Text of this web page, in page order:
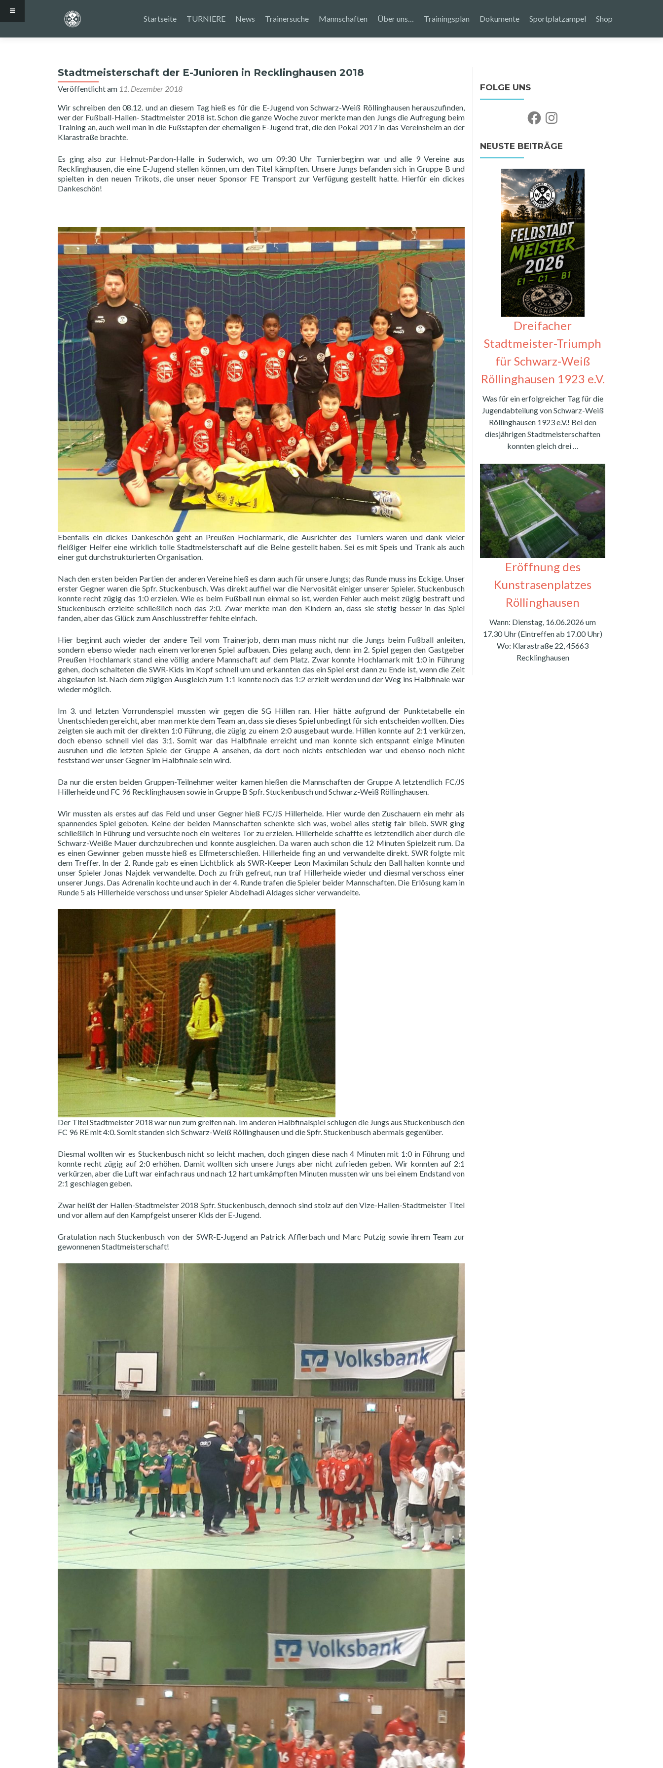
Inhalt
Startseite TURNIERE News Trainersuche Mannschaften Über uns… Trainingsplan Dokumente Sportplatzampel Shop
Stadtmeisterschaft der E-Junioren in Recklinghausen 2018
Veröffentlicht am 11. Dezember 2018
Wir schreiben den 08.12. und an diesem Tag hieß es für die E-Jugend von Schwarz-Weiß Röllinghausen herauszufinden,
wer der Fußball-Hallen- Stadtmeister 2018 ist. Schon die ganze Woche zuvor merkte man den Jungs die Aufregung beim
Training an, auch weil man in die Fußstapfen der ehemaligen E-Jugend trat, die den Pokal 2017 in das Vereinsheim an der
Klarastraße brachte.
Es ging also zur Helmut-Pardon-Halle in Suderwich, wo um 09:30 Uhr Turnierbeginn war und alle 9 Vereine aus
Recklinghausen, die eine E-Jugend stellen können, um den Titel kämpften. Unsere Jungs befanden sich in Gruppe B und
spielten in den neuen Trikots, die unser neuer Sponsor FE Transport zur Verfügung gestellt hatte. Hierfür ein dickes
Dankeschön!
Ebenfalls ein dickes Dankeschön geht an Preußen Hochlarmark, die Ausrichter des Turniers waren und dank vieler
fleißiger Helfer eine wirklich tolle Stadtmeisterschaft auf die Beine gestellt haben. Sei es mit Speis und Trank als auch
einer gut durchstrukturierten Organisation.
Nach den ersten beiden Partien der anderen Vereine hieß es dann auch für unsere Jungs; das Runde muss ins Eckige. Unser
erster Gegner waren die Spfr. Stuckenbusch. Was direkt auffiel war die Nervosität einiger unserer Spieler. Stuckenbusch
konnte recht zügig das 1:0 erzielen. Wie es beim Fußball nun einmal so ist, werden Fehler auch meist zügig bestraft und
Stuckenbusch erzielte schließlich noch das 2:0. Zwar merkte man den Kindern an, dass sie stetig besser in das Spiel
fanden, aber das Glück zum Anschlusstreffer fehlte einfach.
Hier beginnt auch wieder der andere Teil vom Trainerjob, denn man muss nicht nur die Jungs beim Fußball anleiten,
sondern ebenso wieder nach einem verlorenen Spiel aufbauen. Dies gelang auch, denn im 2. Spiel gegen den Gastgeber
Preußen Hochlamark stand eine völlig andere Mannschaft auf dem Platz. Zwar konnte Hochlamark mit 1:0 in Führung
gehen, doch schalteten die SWR-Kids im Kopf schnell um und erkannten das ein Spiel erst dann zu Ende ist, wenn die Zeit
abgelaufen ist. Nach dem zügigen Ausgleich zum 1:1 konnte noch das 1:2 erzielt werden und der Weg ins Halbfinale war
wieder möglich.
Im 3. und letzten Vorrundenspiel mussten wir gegen die SG Hillen ran. Hier hätte aufgrund der Punktetabelle ein
Unentschieden gereicht, aber man merkte dem Team an, dass sie dieses Spiel unbedingt für sich entscheiden wollten. Dies
zeigten sie auch mit der direkten 1:0 Führung, die zügig zu einem 2:0 ausgebaut wurde. Hillen konnte auf 2:1 verkürzen,
doch ebenso schnell viel das 3:1. Somit war das Halbfinale erreicht und man konnte sich entspannt einige Minuten
ausruhen und die letzten Spiele der Gruppe A ansehen, da dort noch nichts entschieden war und ebenso noch nicht
feststand wer unser Gegner im Halbfinale sein wird.
Da nur die ersten beiden Gruppen-Teilnehmer weiter kamen hießen die Mannschaften der Gruppe A letztendlich FC/JS
Hillerheide und FC 96 Recklinghausen sowie in Gruppe B Spfr. Stuckenbusch und Schwarz-Weiß Röllinghausen.
Wir mussten als erstes auf das Feld und unser Gegner hieß FC/JS Hillerheide. Hier wurde den Zuschauern ein mehr als
spannendes Spiel geboten. Keine der beiden Mannschaften schenkte sich was, wobei alles stetig fair blieb. SWR ging
schließlich in Führung und versuchte noch ein weiteres Tor zu erzielen. Hillerheide schaffte es letztendlich aber durch die
Schwarz-Weiße Mauer durchzubrechen und konnte ausgleichen. Da waren auch schon die 12 Minuten Spielzeit rum. Da
es einen Gewinner geben musste hieß es Elfmeterschießen. Hillerheide fing an und verwandelte direkt. SWR folgte mit
dem Treffer. In der 2. Runde gab es einen Lichtblick als SWR-Keeper Leon Maximilan Schulz den Ball halten konnte und
unser Spieler Jonas Najdek verwandelte. Doch zu früh gefreut, nun traf Hillerheide wieder und diesmal verschoss einer
unserer Jungs. Das Adrenalin kochte und auch in der 4. Runde trafen die Spieler beider Mannschaften. Die Erlösung kam in
Runde 5 als Hillerheide verschoss und unser Spieler Abdelhadi Aldages sicher verwandelte.
Der Titel Stadtmeister 2018 war nun zum greifen nah. Im anderen Halbfinalspiel schlugen die Jungs aus Stuckenbusch den
FC 96 RE mit 4:0. Somit standen sich Schwarz-Weiß Röllinghausen und die Spfr. Stuckenbusch abermals gegenüber.
Diesmal wollten wir es Stuckenbusch nicht so leicht machen, doch gingen diese nach 4 Minuten mit 1:0 in Führung und
konnte recht zügig auf 2:0 erhöhen. Damit wollten sich unsere Jungs aber nicht zufrieden geben. Wir konnten auf 2:1
verkürzen, aber die Luft war einfach raus und nach 12 hart umkämpften Minuten mussten wir uns bei einem Endstand von
2:1 geschlagen geben.
Zwar heißt der Hallen-Stadtmeister 2018 Spfr. Stuckenbusch, dennoch sind stolz auf den Vize-Hallen-Stadtmeister Titel
und vor allem auf den Kampfgeist unserer Kids der E-Jugend.
Gratulation nach Stuckenbusch von der SWR-E-Jugend an Patrick Afflerbach und Marc Putzig sowie ihrem Team zur
gewonnenen Stadtmeisterschaft!
FOLGE UNS
FacebookInstagram
NEUSTE BEITRÄGE
Dreifacher
Stadtmeister-Triumph
für Schwarz-Weiß
Röllinghausen 1923 e.V.
Was für ein erfolgreicher Tag für die
Jugendabteilung von Schwarz-Weiß
Röllinghausen 1923 e.V.! Bei den
diesjährigen Stadtmeisterschaften
konnten gleich drei …
Eröffnung des
Kunstrasenplatzes
Röllinghausen
Wann: Dienstag, 16.06.2026 um
17.30 Uhr (Eintreffen ab 17.00 Uhr)
Wo: Klarastraße 22, 45663
Recklinghausen